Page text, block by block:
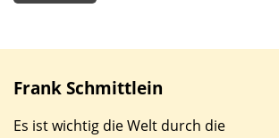
FrankSchmittlein
Es ist wichtig die Welt durch die